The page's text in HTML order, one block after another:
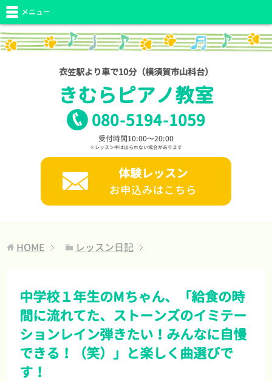
衣笠駅より車で10分（横須賀市山科台）
きむらピアノ教室
080-5194-1059
受付時間10:00〜20:00
※レッスン中は出られない場合があります
体験レッスン
お申込みはこちら
メニュー
HOME レッスン日記
中学校１年生のMちゃん、「給食の時
間に流れてた、ストーンズのイミテー
ションレイン弾きたい！みんなに自慢
できる！（笑）」と楽しく曲選びで
す！